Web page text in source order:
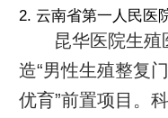
2. 云南省第一人民医
昆华医院生
造“男性生殖整复
优育”前置项目。